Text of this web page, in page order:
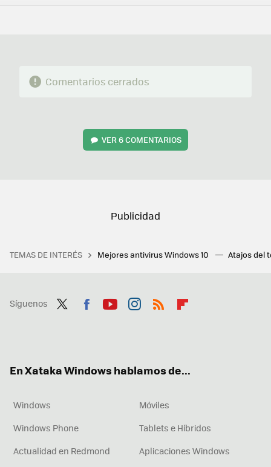
FACEBOOK
TWITTERFLIPBOARD
E-
WHATSAPP
Comentarios cerrados
VER6 COMENTARIOS
TEMAS DE INTERÉS Mejores antivirus Windows 10 Atajos del
Síguenos
En Xataka Windows hablamos de...
Windows
Móviles
Windows Phone
Tablets e Híbridos
Actualidad en Redmond
Aplicaciones Windows